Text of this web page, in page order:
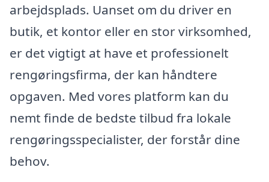
arbejdsplads. Uanset om du driver en
butik, et kontor eller en stor virksomhed,
er det vigtigt at have et professionelt
rengøringsfirma, der kan håndtere
opgaven. Med vores platform kan du
nemt finde de bedste tilbud fra lokale
rengøringsspecialister, der forstår dine
behov.